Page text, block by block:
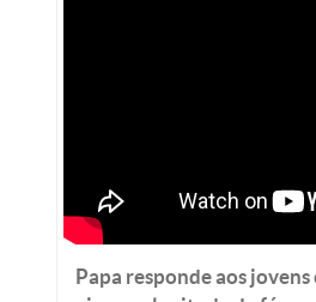
Papa responde aos jovens